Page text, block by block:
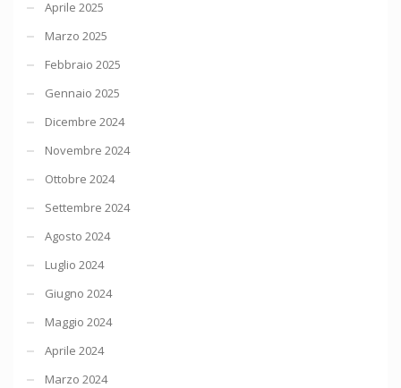
Aprile 2025
Marzo 2025
Febbraio 2025
Gennaio 2025
Dicembre 2024
Novembre 2024
Ottobre 2024
Settembre 2024
Agosto 2024
Luglio 2024
Giugno 2024
Maggio 2024
Aprile 2024
Marzo 2024